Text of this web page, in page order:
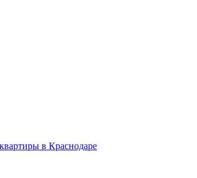
в Краснодаре